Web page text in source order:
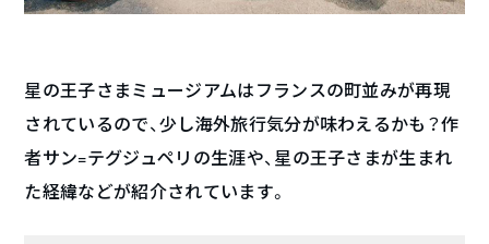
星の王子さまミュージアムはフランスの町並みが再現
されているので、少し海外旅行気分が味わえるかも？作
者サン=テグジュペリの生涯や、星の王子さまが生まれ
た経緯などが紹介されています。